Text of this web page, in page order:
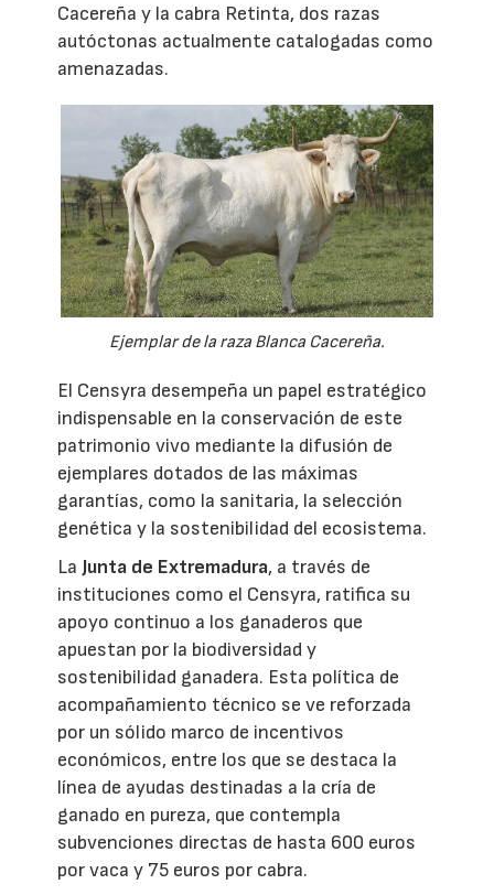
Cacereña y la cabra Retinta, dos razas
autóctonas actualmente catalogadas como
amenazadas.
Ejemplar de la raza Blanca Cacereña.
El Censyra desempeña un papel estratégico
indispensable en la conservación de este
patrimonio vivo mediante la difusión de
ejemplares dotados de las máximas
garantías, como la sanitaria, la selección
genética y la sostenibilidad del ecosistema.
La Junta de Extremadura, a través de
instituciones como el Censyra, ratifica su
apoyo continuo a los ganaderos que
apuestan por la biodiversidad y
sostenibilidad ganadera. Esta política de
acompañamiento técnico se ve reforzada
por un sólido marco de incentivos
económicos, entre los que se destaca la
línea de ayudas destinadas a la cría de
ganado en pureza, que contempla
subvenciones directas de hasta 600 euros
por vaca y 75 euros por cabra.